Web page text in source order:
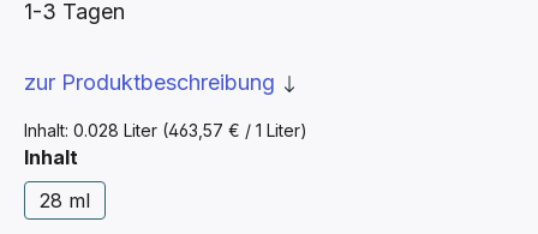
Inhalt: 0.028 Liter (463,57 € / 1 Liter)
1-3 Tagen
zur Produktbeschreibung
Inhalt
28 ml